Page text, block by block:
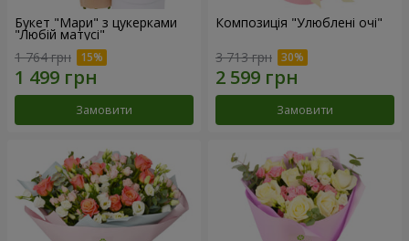
Букет "Мари" з цукерками
"Любій матусі"
1 764 грн
Замовити
Композиція "Улюблені очі"
3 713 грн
Замовити